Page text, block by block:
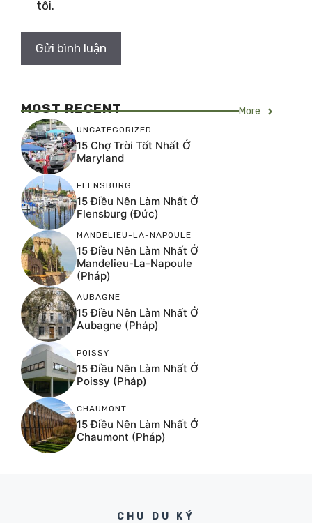
tôi.
MOST RECENT More
UNCATEGORIZED
15 Chợ Trời Tốt Nhất Ở
Maryland
FLENSBURG
15 Điều Nên Làm Nhất Ở
Flensburg (Đức)
MANDELIEU-LA-NAPOULE
15 Điều Nên Làm Nhất Ở
Mandelieu-La-Napoule
(Pháp)
AUBAGNE
15 Điều Nên Làm Nhất Ở
Aubagne (Pháp)
POISSY
15 Điều Nên Làm Nhất Ở
Poissy (Pháp)
CHAUMONT
15 Điều Nên Làm Nhất Ở
Chaumont (Pháp)
CHU DU KÝ